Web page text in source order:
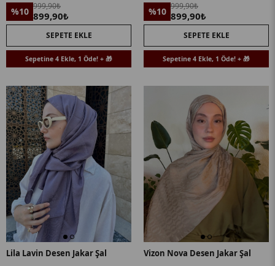
%10 999,90₺
899,90₺
SEPETE EKLE
Sepetine 4 Ekle, 1 Öde! + 🎁
%10 999,90₺
899,90₺
SEPETE EKLE
Sepetine 4 Ekle, 1 Öde! + 🎁
Lila Lavin Desen Jakar Şal Vizon Nova Desen Jakar Şal